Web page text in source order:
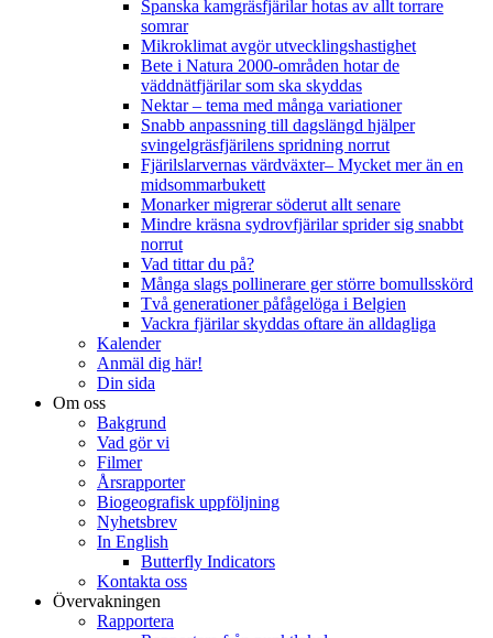
Spanska kamgräsfjärilar hotas av allt torrare
somrar
Mikroklimat avgör utvecklingshastighet
Bete i Natura 2000-områden hotar de
väddnätfjärilar som ska skyddas
Nektar – tema med många variationer
Snabb anpassning till dagslängd hjälper
svingelgräsfjärilens spridning norrut
Fjärilslarvernas värdväxter– Mycket mer än en
midsommarbukett
Monarker migrerar söderut allt senare
Mindre kräsna sydrovfjärilar sprider sig snabbt
norrut
Vad tittar du på?
Många slags pollinerare ger större bomullsskörd
Två generationer påfågelöga i Belgien
Vackra fjärilar skyddas oftare än alldagliga
Kalender
Anmäl dig här!
Din sida
Om oss
Bakgrund
Vad gör vi
Filmer
Årsrapporter
Biogeografisk uppföljning
Nyhetsbrev
In English
Butterfly Indicators
Kontakta oss
Övervakningen
Rapportera